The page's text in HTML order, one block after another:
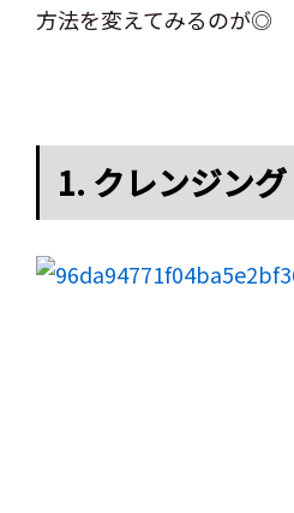
方法を変えてみるのが◎
1. クレンジング